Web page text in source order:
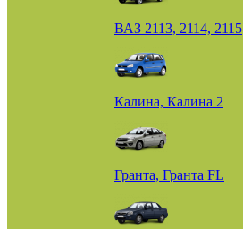
ВАЗ 2113, 2114, 2115
Калина, Калина 2
Гранта, Гранта FL